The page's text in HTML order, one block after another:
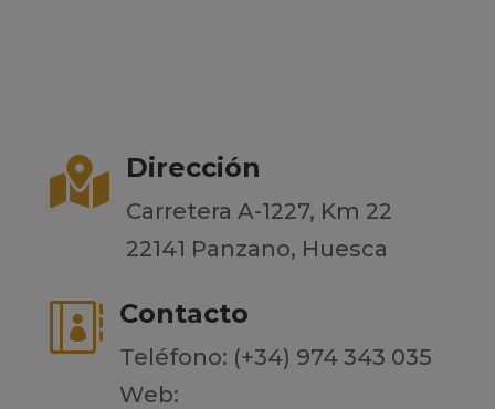
 Dirección
Carretera A-1227, Km 22
22141 Panzano, Huesca
 Contacto
Teléfono: (+34) 974 343 035
Web: